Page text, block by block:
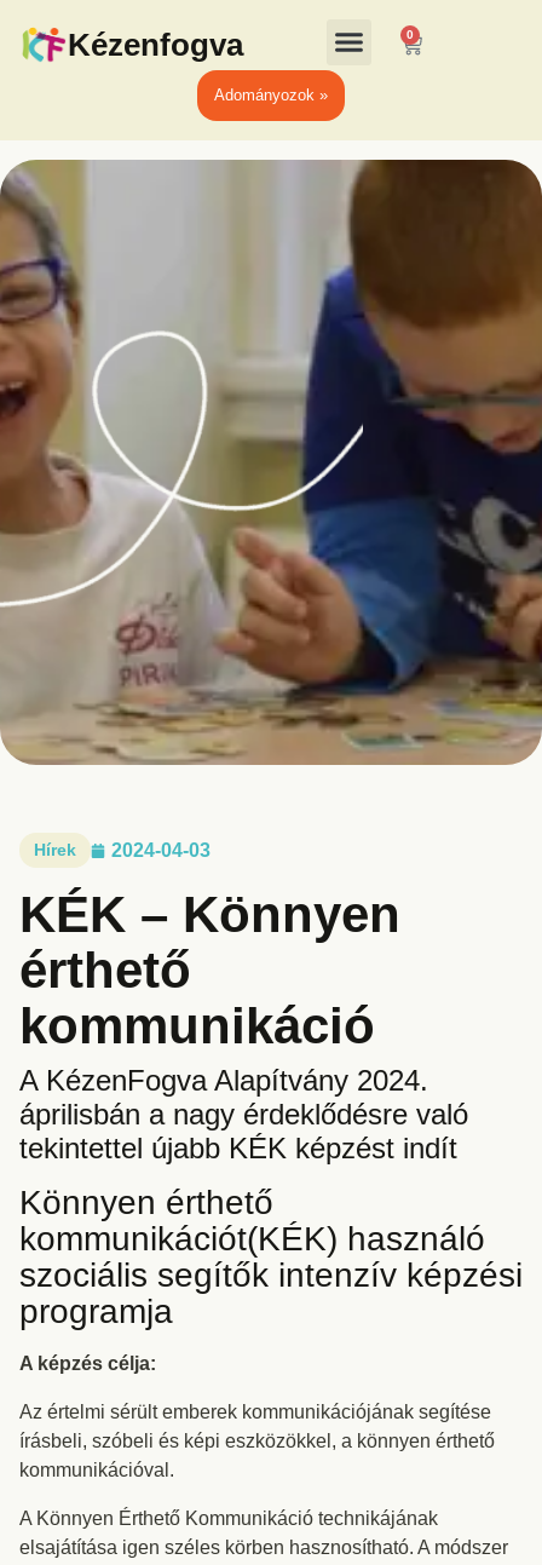
Kézenfogva 0
Adományozok »
Hírek 2024-04-03
KÉK – Könnyen
érthető
kommunikáció
A KézenFogva Alapítvány 2024.
áprilisbán a nagy érdeklődésre való
tekintettel újabb KÉK képzést indít
Könnyen érthető
kommunikációt(KÉK) használó
szociális segítők intenzív képzési
programja
A képzés célja:
Az értelmi sérült emberek kommunikációjának segítése
írásbeli, szóbeli és képi eszközökkel, a könnyen érthető
kommunikációval.
A Könnyen Érthető Kommunikáció technikájának
elsajátítása igen széles körben hasznosítható. A módszer